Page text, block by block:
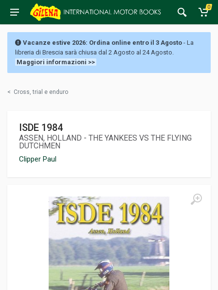
0
Vacanze estive 2026: Ordina online entro il 3 Agosto - La
libreria di Brescia sarà chiusa dal 2 Agosto al 24 Agosto.
Maggiori informazioni >>
< Cross, trial e enduro
ISDE 1984
ASSEN, HOLLAND - THE YANKEES VS THE FLYING
DUTCHMEN
Clipper Paul